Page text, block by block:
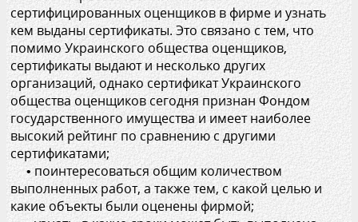
сертифицированных оценщиков в фирме и узнать
кем выданы сертификаты. Это связано с тем, что
помимо Украинского общества оценщиков,
сертификаты выдают и несколько других
организаций, однако сертификат Украинского
общества оценщиков сегодня признан Фондом
государственного имущества и имеет наиболее
высокий рейтинг по сравнению с другими
сертификатами;
• поинтересоваться общим количеством
выполненных работ, а также тем, с какой целью и
какие объекты были оценены фирмой;